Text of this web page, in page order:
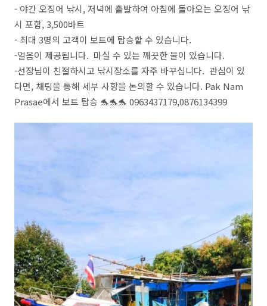
- 야간 오징어 낚시, 저녁에 출발하여 아침에 돌아오는 오징어 낚
시 포함, 3,500바트
- 최대 3명의 고객이 보트에 탑승할 수 있습니다.
-얼음이 제공됩니다. 마실 수 있는 깨끗한 물이 있습니다.
-선장님이 친절하시고 낚시장소를 자주 바꾸십니다. 관심이 있
다면, 채팅을 통해 세부 사항을 논의할 수 있습니다. Pak Nam
Prasae에서 보트 탑승 🐬🐬🐬 0963437179,0876134399